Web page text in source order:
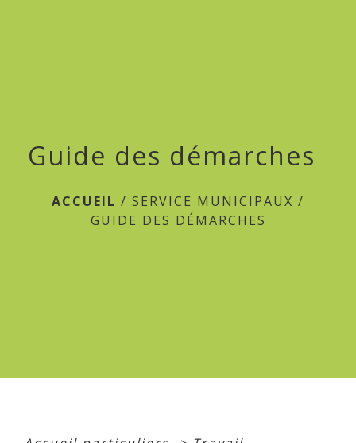
Guide des démarches
ACCUEIL / SERVICE MUNICIPAUX /
GUIDE DES DÉMARCHES